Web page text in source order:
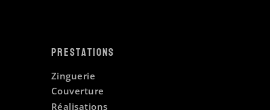
Prestations
Zinguerie
Couverture
Réalisations